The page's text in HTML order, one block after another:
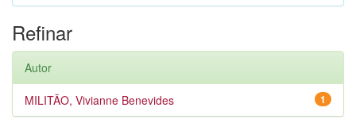
Refinar
Autor
1
MILITÃO, Vivianne Benevides